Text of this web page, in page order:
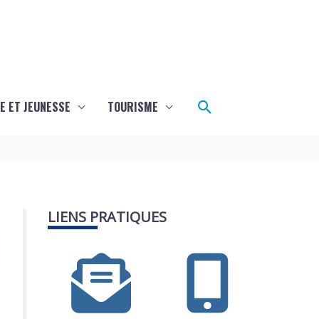
ET JEUNESSE TOURISME Rechercher
LIENS PRATIQUES